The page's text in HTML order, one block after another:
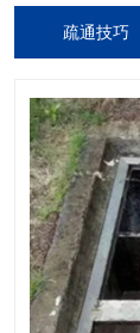
疏通技巧